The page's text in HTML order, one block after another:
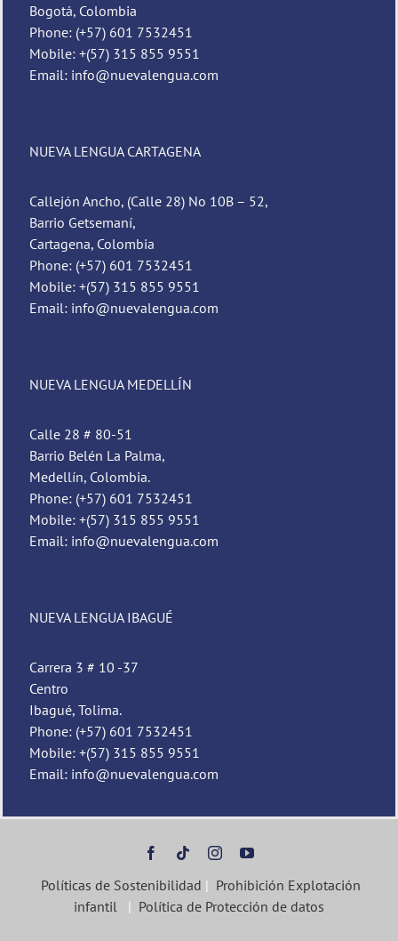
Bogotá, Colombia
Phone: (+57) 601 7532451
Mobile: +(57) 315 855 9551
Email: info@nuevalengua.com
NUEVA LENGUA CARTAGENA
Callejón Ancho, (Calle 28) No 10B – 52,
Barrio Getsemaní,
Cartagena, Colombia
Phone: (+57) 601 7532451
Mobile: +(57) 315 855 9551
Email: info@nuevalengua.com
NUEVA LENGUA MEDELLÍN
Calle 28 # 80-51
Barrio Belén La Palma,
Medellín, Colombia.
Phone: (+57) 601 7532451
Mobile: +(57) 315 855 9551
Email: info@nuevalengua.com
NUEVA LENGUA IBAGUÉ
Carrera 3 # 10 -37
Centro
Ibagué, Tolima.
Phone: (+57) 601 7532451
Mobile: +(57) 315 855 9551
Email: info@nuevalengua.com
Políticas de Sostenibilidad | Prohibición Explotación
infantil | Política de Protección de datos